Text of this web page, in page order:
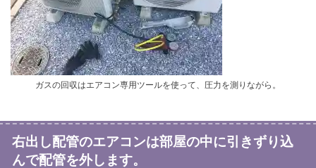
ガスの回収はエアコン専用ツールを使って、圧力を測りながら。
右出し配管のエアコンは部屋の中に引きずり込
んで配管を外します。